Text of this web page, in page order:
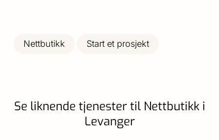
Nettbutikk Start et prosjekt
Se liknende tjenester til Nettbutikk i
Levanger